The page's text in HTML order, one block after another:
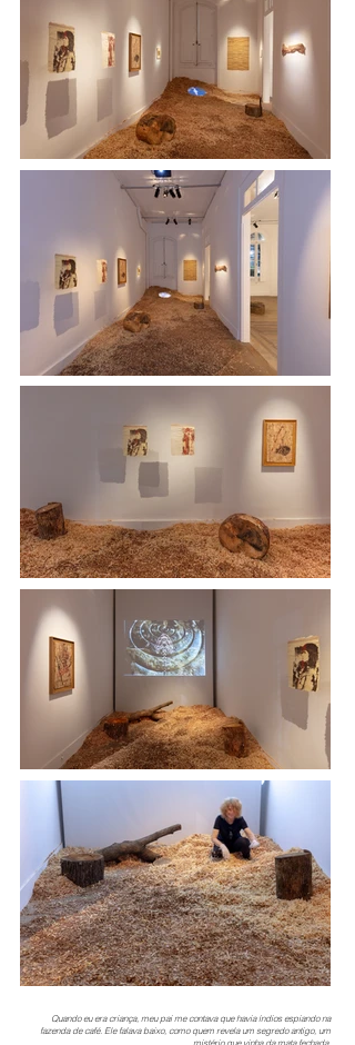
Quando eu era criança, meu pai me contava que havia índios espiando na
fazenda de café. Ele falava baixo, como quem revela um segredo antigo, um
mistério que vinha da mata fechada.